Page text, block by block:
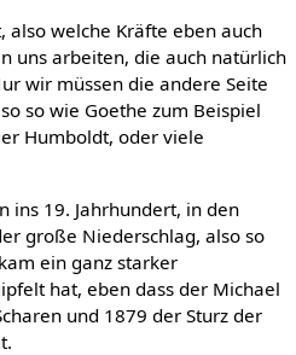
also welche Kräfte eben auch
uns arbeiten, die auch natürlich
wir müssen die andere Seite
so wie Goethe zum Beispiel
Humboldt, oder viele
ins 19. Jahrhundert, in den
große Niederschlag, also so
ein ganz starker
hat, eben dass der Michael
und 1879 der Sturz der